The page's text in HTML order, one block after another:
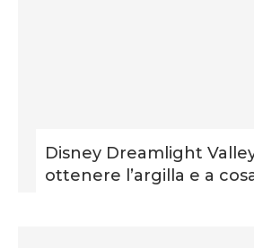
Disney Dreamlight
ottenere l’argilla e a